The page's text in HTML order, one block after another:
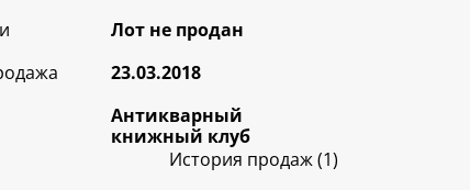
Лот не продан
23.03.2018
Антикварный
книжный клуб
История продаж (1)